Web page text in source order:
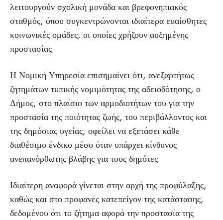
λειτουργούν σχολική μονάδα και βρεφονηπιακός
σταθμός, όπου συγκεντρώνονται ιδιαίτερα ευαίσθητες
κοινωνικές ομάδες, οι οποίες χρήζουν αυξημένης
προστασίας.
Η Νομική Υπηρεσία επισημαίνει ότι, ανεξαρτήτως
ζητημάτων τυπικής νομιμότητας της αδειοδότησης, ο
Δήμος, στο πλαίσιο των αρμοδιοτήτων του για την
προστασία της ποιότητας ζωής, του περιβάλλοντος και
της δημόσιας υγείας, οφείλει να εξετάσει κάθε
διαθέσιμο ένδικο μέσο όταν υπάρχει κίνδυνος
ανεπανόρθωτης βλάβης για τους δημότες.
Ιδιαίτερη αναφορά γίνεται στην αρχή της προφύλαξης,
καθώς και στο προφανές κατεπείγον της κατάστασης,
δεδομένου ότι το ζήτημα αφορά την προστασία της